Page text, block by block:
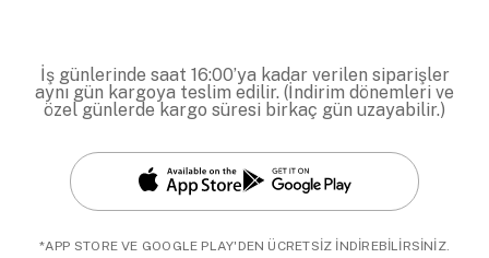
İş günlerinde saat 16:00’ya kadar verilen siparişler
aynı gün kargoya teslim edilir. (İndirim dönemleri ve
özel günlerde kargo süresi birkaç gün uzayabilir.)
*APP STORE VE GOOGLE PLAY'DEN ÜCRETSİZ İNDİREBİLİRSİNİZ.